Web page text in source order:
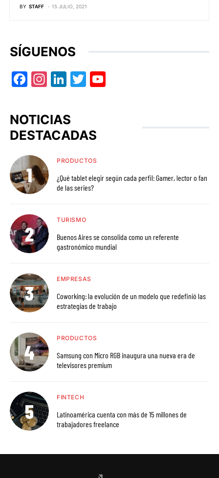
BY STAFF 15 JULIO, 2021
SÍGUENOS
Facebook
Instagram
LinkedIn
Twitter
NOTICIAS
DESTACADAS
PRODUCTOS
¿Qué tablet elegir según cada perfil: Gamer, lector o fan
de las series?
TURISMO
Buenos Aires se consolida como un referente
gastronómico mundial
EMPRESAS
Coworking: la evolución de un modelo que redefinió las
estrategias de trabajo
PRODUCTOS
Samsung con Micro RGB inaugura una nueva era de
televisores premium
FINTECH
Latinoamérica cuenta con más de 15 millones de
trabajadores freelance